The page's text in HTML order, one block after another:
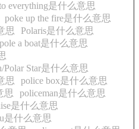
everything是什么意思
poke up the fire是什么意思
思
Polaris是什么意思
pole a boat是什么意思
Polar Star是什么意思
思
police box是什么意思
思
policeman是什么意思
是什么意思
是什么意思